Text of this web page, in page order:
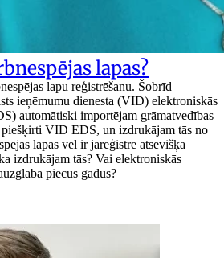
lapas?
lapu reģistrēšanu. Šobrīd
ieņēmumu dienesta (VID) elektroniskās
automātiski importējam grāmatvedības
piešķirti VID EDS, un izdrukājam tās no
lapas vēl ir jāreģistrē atsevišķā
izdrukājam tās? Vai elektroniskās
piecus gadus?